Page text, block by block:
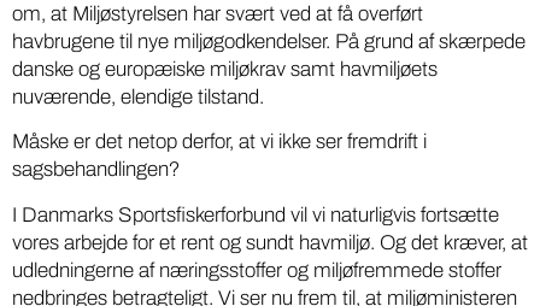
om, at Miljøstyrelsen har svært ved at få overført
havbrugene til nye miljøgodkendelser. På grund af skærpede
danske og europæiske miljøkrav samt havmiljøets
nuværende, elendige tilstand.
Måske er det netop derfor, at vi ikke ser fremdrift i
sagsbehandlingen?
I Danmarks Sportsfiskerforbund vil vi naturligvis fortsætte
vores arbejde for et rent og sundt havmiljø. Og det kræver, at
udledningerne af næringsstoffer og miljøfremmede stoffer
nedbringes betragteligt. Vi ser nu frem til, at miljøministeren